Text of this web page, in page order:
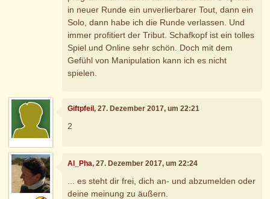
in neuer Runde ein unverlierbarer Tout, dann ein
Solo, dann habe ich die Runde verlassen. Und
immer profitiert der Tribut. Schafkopf ist ein tolles
Spiel und Online sehr schön. Doch mit dem
Gefühl von Manipulation kann ich es nicht
spielen.
Giftpfeil, 27. Dezember 2017, um 22:21
2
Al_Pha, 27. Dezember 2017, um 22:24
... es steht dir frei, dich an- und abzumelden oder
deine meinung zu äußern.